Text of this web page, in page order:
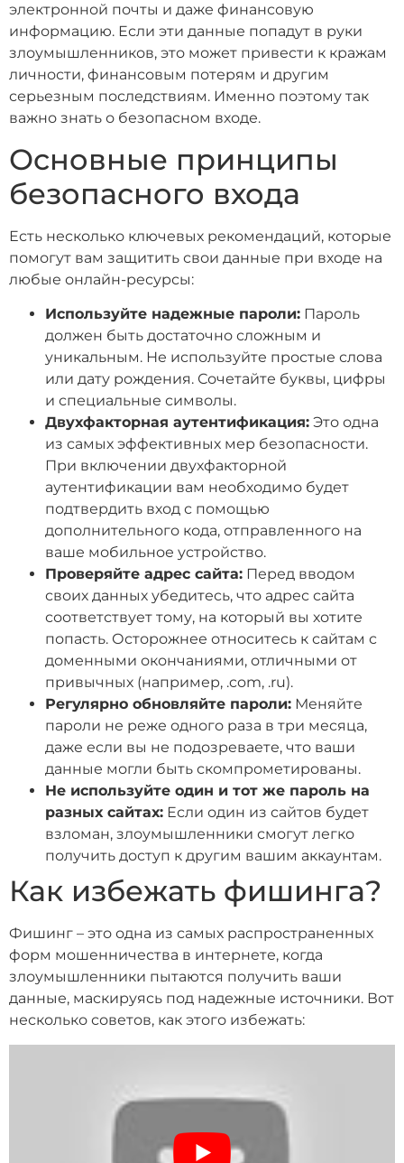
электронной почты и даже финансовую
информацию. Если эти данные попадут в руки
злоумышленников, это может привести к кражам
личности, финансовым потерям и другим
серьезным последствиям. Именно поэтому так
важно знать о безопасном входе.
Основные принципы
безопасного входа
Есть несколько ключевых рекомендаций, которые
помогут вам защитить свои данные при входе на
любые онлайн-ресурсы:
Используйте надежные пароли: Пароль
должен быть достаточно сложным и
уникальным. Не используйте простые слова
или дату рождения. Сочетайте буквы, цифры
и специальные символы.
Двухфакторная аутентификация: Это одна
из самых эффективных мер безопасности.
При включении двухфакторной
аутентификации вам необходимо будет
подтвердить вход с помощью
дополнительного кода, отправленного на
ваше мобильное устройство.
Проверяйте адрес сайта: Перед вводом
своих данных убедитесь, что адрес сайта
соответствует тому, на который вы хотите
попасть. Осторожнее относитесь к сайтам с
доменными окончаниями, отличными от
привычных (например, .com, .ru).
Регулярно обновляйте пароли: Меняйте
пароли не реже одного раза в три месяца,
даже если вы не подозреваете, что ваши
данные могли быть скомпрометированы.
Не используйте один и тот же пароль на
разных сайтах: Если один из сайтов будет
взломан, злоумышленники смогут легко
получить доступ к другим вашим аккаунтам.
Как избежать фишинга?
Фишинг – это одна из самых распространенных
форм мошенничества в интернете, когда
злоумышленники пытаются получить ваши
данные, маскируясь под надежные источники. Вот
несколько советов, как этого избежать: